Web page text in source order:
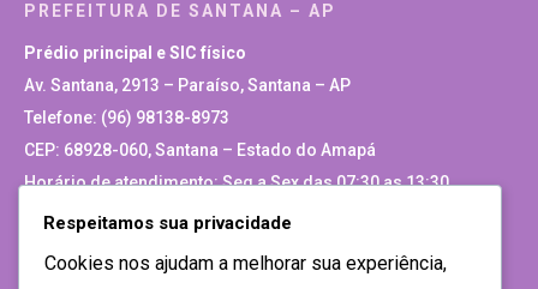
PREFEITURA DE SANTANA – AP
Prédio principal e SIC físico
Av. Santana, 2913 – Paraíso, Santana – AP
Telefone: (96) 98138-8973
CEP: 68928-060, Santana – Estado do Amapá
Horário de atendimento: Seg a Sex das 07:30 as 13:30
Site Antigo
Respeitamos sua privacidade
Cookies nos ajudam a melhorar sua experiência,